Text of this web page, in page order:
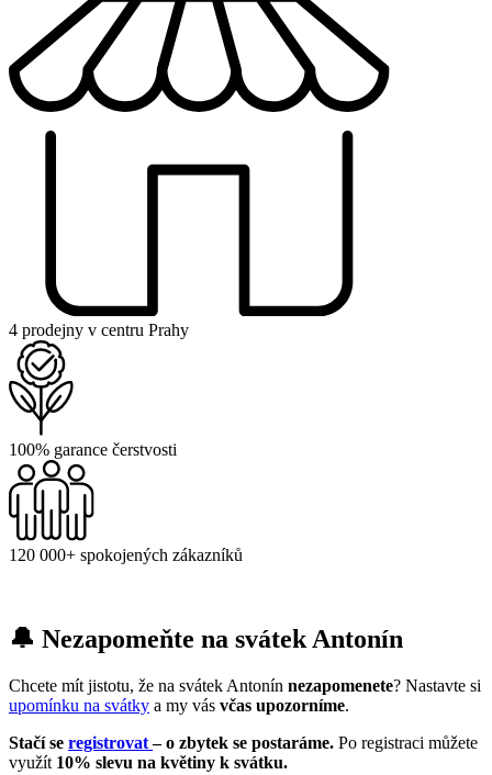
4 prodejny v centru Prahy
100% garance čerstvosti
120 000+ spokojených zákazníků
🔔 Nezapomeňte na svátek Antonín
Chcete mít jistotu, že na svátek Antonín nezapomenete? Nastavte si
upomínku na svátky a my vás včas upozorníme.
Stačí se registrovat– o zbytek se postaráme. Po registraci můžete
využít 10% slevu na květiny k svátku.